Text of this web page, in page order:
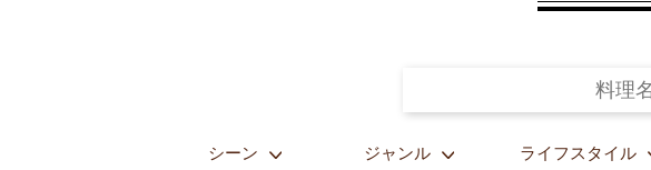
シーン ジャンル ライフスタイル